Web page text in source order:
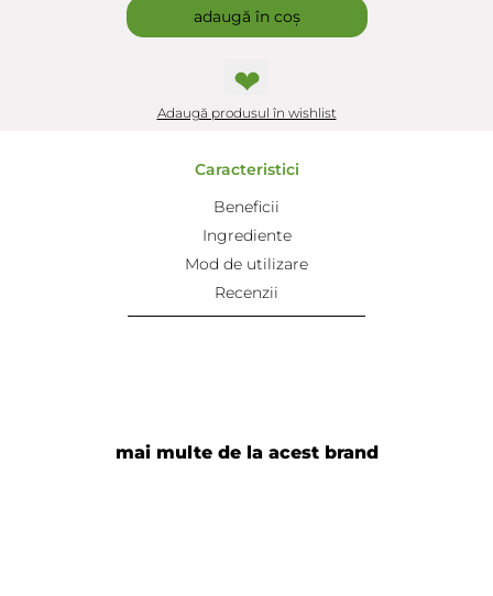
adaugă în coș
❤
Adaugă produsul în wishlist
Caracteristici
Beneficii
Ingrediente
Mod de utilizare
Recenzii
mai multe de la acest brand